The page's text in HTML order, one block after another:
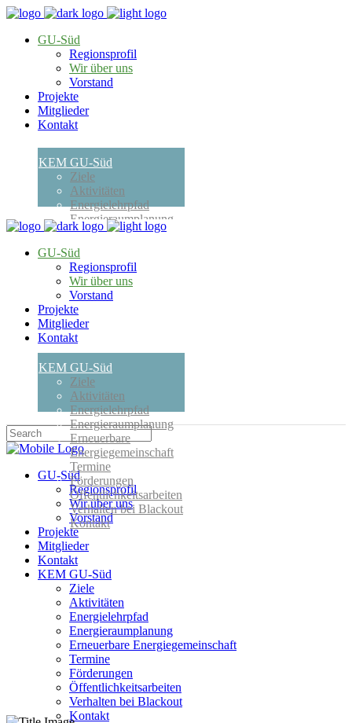
GU-Süd
Regionsprofil
Wir über uns
Vorstand
Projekte
Mitglieder
Kontakt
KEM GU-Süd
Ziele
Aktivitäten
Energielehrpfad
Energieraumplanung
Erneuerbare
Energiegemeinschaft
Termine
Förderungen
Öffentlichkeitsarbeiten
Verhalten bei Blackout
Kontakt
GU-Süd
Regionsprofil
Wir über uns
Vorstand
Projekte
Mitglieder
Kontakt
KEM GU-Süd
Ziele
Aktivitäten
Energielehrpfad
Energieraumplanung
Erneuerbare
Energiegemeinschaft
Termine
Förderungen
Öffentlichkeitsarbeiten
Verhalten bei Blackout
Kontakt
GU-Süd
Regionsprofil
Wir über uns
Vorstand
Projekte
Mitglieder
Kontakt
KEM GU-Süd
Ziele
Aktivitäten
Energielehrpfad
Energieraumplanung
Erneuerbare Energiegemeinschaft
Termine
Förderungen
Öffentlichkeitsarbeiten
Verhalten bei Blackout
Kontakt